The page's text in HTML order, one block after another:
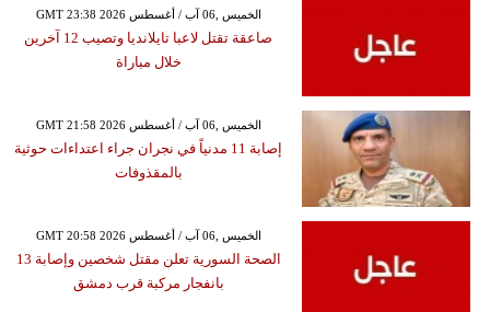
GMT 23:38 2026 الخميس ,06 آب / أغسطس
صاعقة تقتل لاعبا تايلانديا وتصيب 12 آخرين
خلال مباراة
GMT 21:58 2026 الخميس ,06 آب / أغسطس
إصابة 11 مدنياً في نجران جراء اعتداءات حوثية
بالمقذوفات
GMT 20:58 2026 الخميس ,06 آب / أغسطس
الصحة السورية تعلن مقتل شخصين وإصابة 13
بانفجار مركبة قرب دمشق